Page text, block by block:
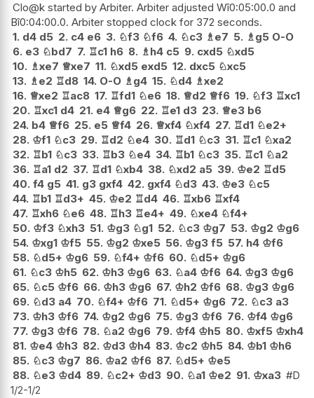
Clo@k started by Arbiter. Arbiter adjusted Wî0:05:00.0 and
Bî0:04:00.0. Arbiter stopped clock for 372 seconds.
1. d4 d5 2. c4 e6 3. ♘f3 ♘f6 4. ♘c3 ♗e7 5. ♗g5 O-O
6. e3 ♘bd7 7. ♖c1 h6 8. ♗h4 c5 9. cxd5 ♘xd5
10. ♗xe7 ♕xe7 11. ♘xd5 exd5 12. dxc5 ♘xc5
13. ♗e2 ♖d8 14. O-O ♗g4 15. ♘d4 ♗xe2
16. ♕xe2 ♖ac8 17. ♖fd1 ♘e6 18. ♕d2 ♕f6 19. ♘f3 ♖xc1
20. ♖xc1 d4 21. e4 ♕g6 22. ♖e1 d3 23. ♕e3 b6
24. b4 ♕f6 25. e5 ♕f4 26. ♕xf4 ♘xf4 27. ♖d1 ♘e2+
28. ♔f1 ♘c3 29. ♖d2 ♘e4 30. ♖d1 ♘c3 31. ♖c1 ♘xa2
32. ♖b1 ♘c3 33. ♖b3 ♘e4 34. ♖b1 ♘c3 35. ♖c1 ♘a2
36. ♖a1 d2 37. ♖d1 ♘xb4 38. ♘xd2 a5 39. ♔e2 ♖d5
40. f4 g5 41. g3 gxf4 42. gxf4 ♘d3 43. ♔e3 ♘c5
44. ♖b1 ♖d3+ 45. ♔e2 ♖d4 46. ♖xb6 ♖xf4
47. ♖xh6 ♘e6 48. ♖h3 ♖e4+ 49. ♘xe4 ♘f4+
50. ♔f3 ♘xh3 51. ♔g3 ♘g1 52. ♘c3 ♔g7 53. ♔g2 ♔g6
54. ♔xg1 ♔f5 55. ♔g2 ♔xe5 56. ♔g3 f5 57. h4 ♔f6
58. ♘d5+ ♔g6 59. ♘f4+ ♔f6 60. ♘d5+ ♔g6
61. ♘c3 ♔h5 62. ♔h3 ♔g6 63. ♘a4 ♔f6 64. ♔g3 ♔g6
65. ♘c5 ♔f6 66. ♔h3 ♔g6 67. ♔h2 ♔f6 68. ♔g3 ♔g6
69. ♘d3 a4 70. ♘f4+ ♔f6 71. ♘d5+ ♔g6 72. ♘c3 a3
73. ♔h3 ♔f6 74. ♔g2 ♔g6 75. ♔g3 ♔f6 76. ♔f4 ♔g6
77. ♔g3 ♔f6 78. ♘a2 ♔g6 79. ♔f4 ♔h5 80. ♔xf5 ♔xh4
81. ♔e4 ♔h3 82. ♔d3 ♔h4 83. ♔c2 ♔h5 84. ♔b1 ♔h6
85. ♘c3 ♔g7 86. ♔a2 ♔f6 87. ♘d5+ ♔e5
88. ♘e3 ♔d4 89. ♘c2+ ♔d3 90. ♘a1 ♔e2 91. ♔xa3 #D
1/2-1/2